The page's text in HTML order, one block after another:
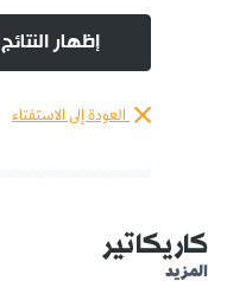
إظهار النتائج
العودة إلى الاستفتاء
كاريكاتير
المزيد